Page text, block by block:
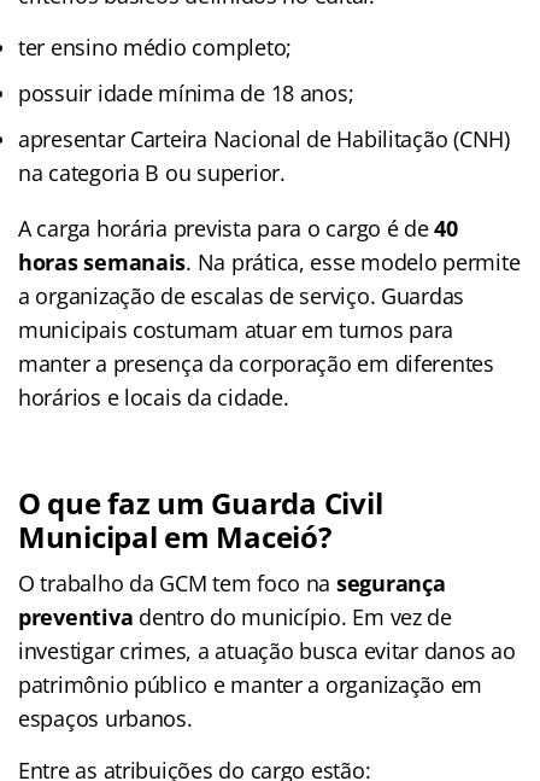
ter ensino médio completo;
possuir idade mínima de 18 anos;
apresentar Carteira Nacional de Habilitação (CNH)
na categoria B ou superior.
A carga horária prevista para o cargo é de40
horas semanais. Na prática, esse modelo permite
a organização de escalas de serviço. Guardas
municipais costumam atuar em turnos para
manter a presença da corporação em diferentes
horários e locais da cidade.
O que faz um Guarda Civil
Municipal em Maceió?
O trabalho da GCM tem foco na segurança
preventiva dentro do município. Em vez de
investigar crimes, a atuação busca evitar danos ao
patrimônio público e manter a organização em
espaços urbanos.
Entre as atribuições do cargo estão: